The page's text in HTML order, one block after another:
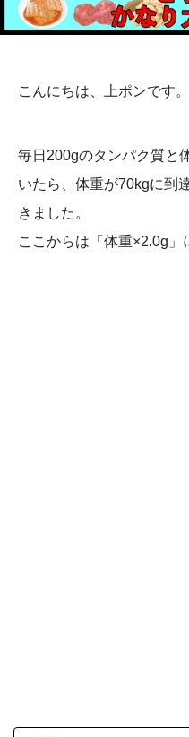
こんにちは、上ポンです。
毎日200gのタンパク質と
いたら、体重が70kgに到
きました。
ここからは「体重×2.0g」